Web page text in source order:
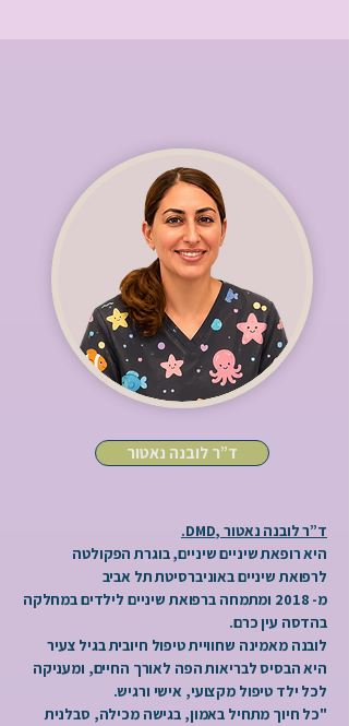
ד”ר לובנה נאטור
ד”ר לובנה נאטור ,DMD.
היא רופאת שיניים שיניים, בוגרת הפקולטה
לרפואת שיניים באוניברסיטת תל אביב
מ- 2018 ומתמחה ברפואת שיניים לילדים במחלקה
בהדסה עין כרם.
לובנה מאמינה שחוויית טיפול חיובית בגיל צעיר
היא הבסיס לבריאות הפה לאורך החיים, ומעניקה
לכל ילד טיפול מקצועי, אישי ורגיש.
"כל חיוך מתחיל באמון, בגישה מכילה, סבלנית